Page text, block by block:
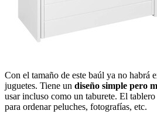
Con el tamaño de este baúl ya no habrá
juguetes. Tiene un diseño simple pero
usar incluso como un taburete. El
para ordenar peluches, fotografías, etc.